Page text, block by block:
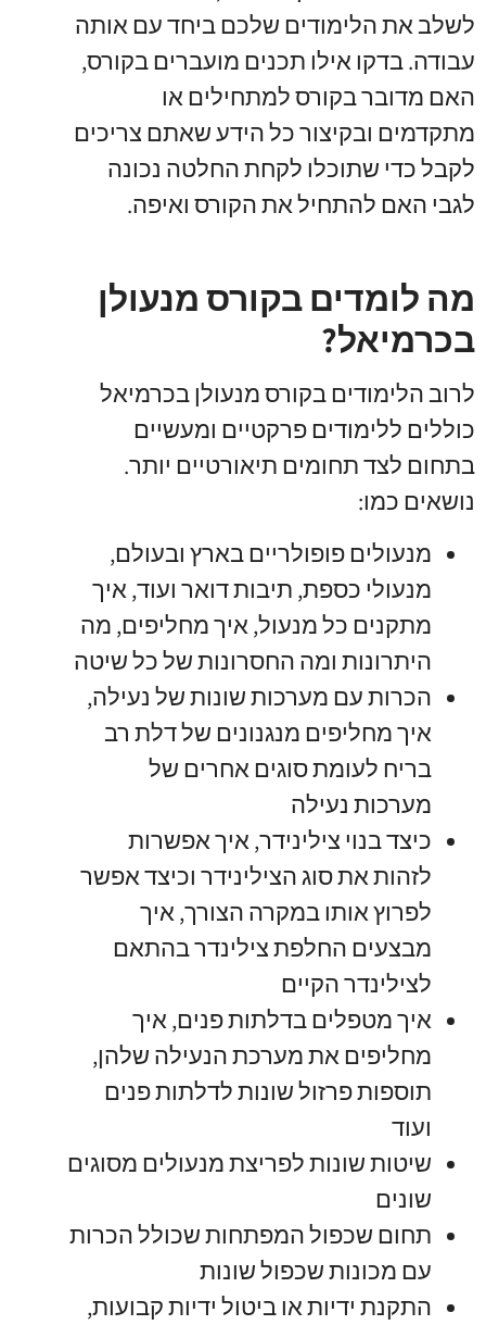
לשלב את הלימודים שלכם ביחד עם אותה
עבודה.בדקו אילו תכנים מועברים בקורס,
האם מדובר בקורס למתחילים או
מתקדמים ובקיצור כל הידע שאתם צריכים
לקבל כדי שתוכלו לקחת החלטה נכונה
לגבי האם להתחיל את הקורס ואיפה.
מה לומדים בקורס מנעולן
בכרמיאל?
לרוב הלימודים בקורס מנעולן בכרמיאל
כוללים ללימודים פרקטיים ומעשיים
בתחום לצד תחומים תיאורטיים יותר.
נושאים כמו:
מנעולים פופולריים בארץ ובעולם,
מנעולי כספת, תיבות דואר ועוד,איך
מתקנים כל מנעול,איך מחליפים, מה
היתרונות ומה החסרונות של כל שיטה
הכרות עם מערכות שונות של נעילה,
איך מחליפים מנגנונים של דלת רב
בריח לעומת סוגים אחרים של
מערכות נעילה
כיצד בנוי צילינידר,איך אפשרות
לזהות את סוג הצילינידר וכיצד אפשר
לפרוץ אותו במקרה הצורך,איך
מבצעים החלפת צילינדר בהתאם
לצילינדר הקיים
איך מטפלים בדלתות פנים,איך
מחליפים את מערכת הנעילה שלהן,
תוספות פרזול שונות לדלתות פנים
ועוד
שיטות שונות לפריצת מנעולים מסוגים
שונים
תחום שכפול המפתחות שכולל הכרות
עם מכונות שכפול שונות
התקנת ידיות או ביטול ידיות קבועות,